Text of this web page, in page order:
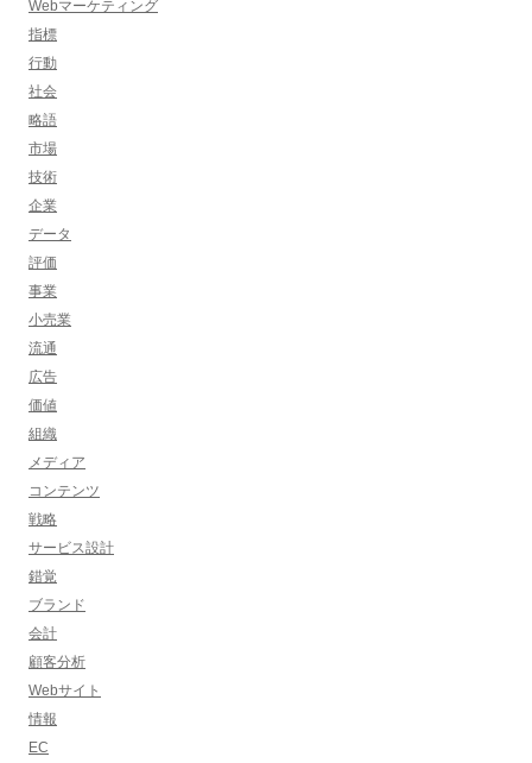
Webマーケティング
指標
行動
社会
略語
市場
技術
企業
データ
評価
事業
小売業
流通
広告
価値
組織
メディア
コンテンツ
戦略
サービス設計
錯覚
ブランド
会計
顧客分析
Webサイト
情報
EC